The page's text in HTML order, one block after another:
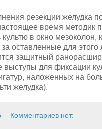
резекции желудка
время методик
в окно мезоколон,
оставленные для этого
защитный
выступы для фиксации
наложенных на
желудка).
Комментариев нет: